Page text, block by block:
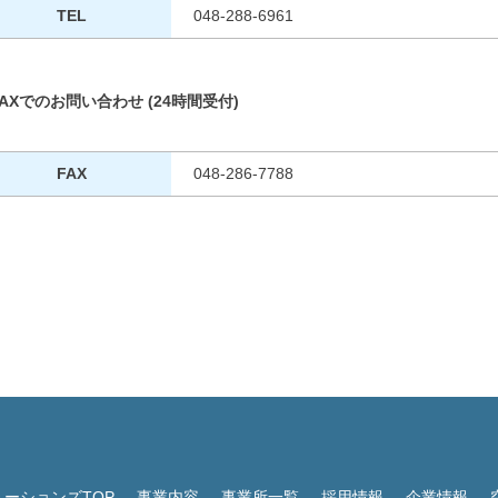
TEL 048-288-6961
でのお問い合わせ (24時間受付)
FAX 048-286-7788